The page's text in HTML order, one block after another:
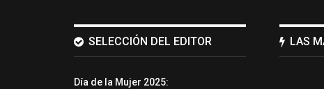
SELECCIÓN DEL EDITOR
Día de la Mujer 2025:
LAS